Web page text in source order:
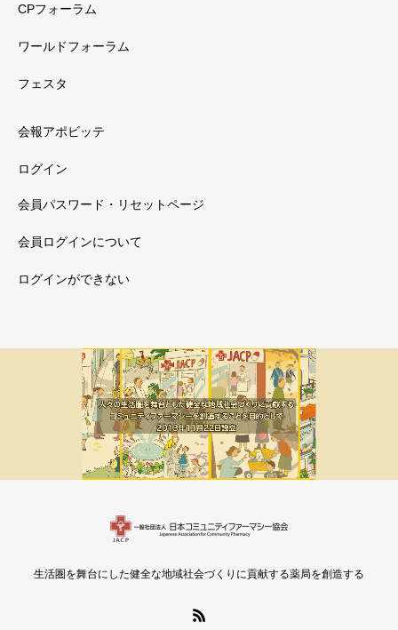
CPフォーラム
ワールドフォーラム
フェスタ
会報アポビッテ
ログイン
会員パスワード・リセットページ
会員ログインについて
ログインができない
会員限定
生活圏を舞台にした健全な地域社会づくりに貢献する薬局を創造する